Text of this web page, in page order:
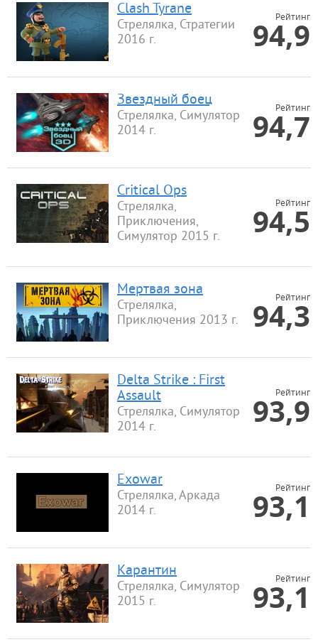
Clash Tyrane
Стрелялка, Стратегии
2016 г.
Рейтинг
94,9
Звездный боец
Стрелялка, Симулятор
2014 г.
Рейтинг
94,7
Critical Ops
Стрелялка,
Приключения,
Симулятор 2015 г.
Рейтинг
94,5
Мертвая зона
Стрелялка,
Приключения 2013 г.
Рейтинг
94,3
Delta Strike : First
Assault
Стрелялка, Симулятор
2014 г.
Рейтинг
93,9
Exowar
Стрелялка, Аркада
2014 г.
Рейтинг
93,1
Карантин
Стрелялка, Симулятор
2015 г.
Рейтинг
93,1